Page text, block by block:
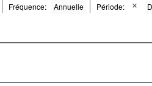
Fréquence: Annuelle Période: